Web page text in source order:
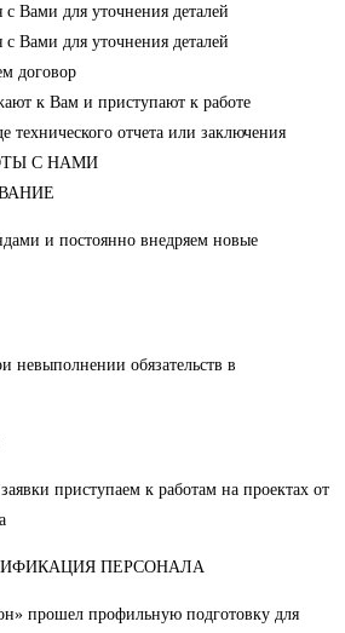
Вами для уточнения деталей
Вами для уточнения деталей
договор
к Вам и приступают к работе
технического отчета или заключения
С НАМИ
и постоянно внедряем новые
невыполнении обязательств в
приступаем к работам на проектах от
ПЕРСОНАЛА
прошел профильную подготовку для